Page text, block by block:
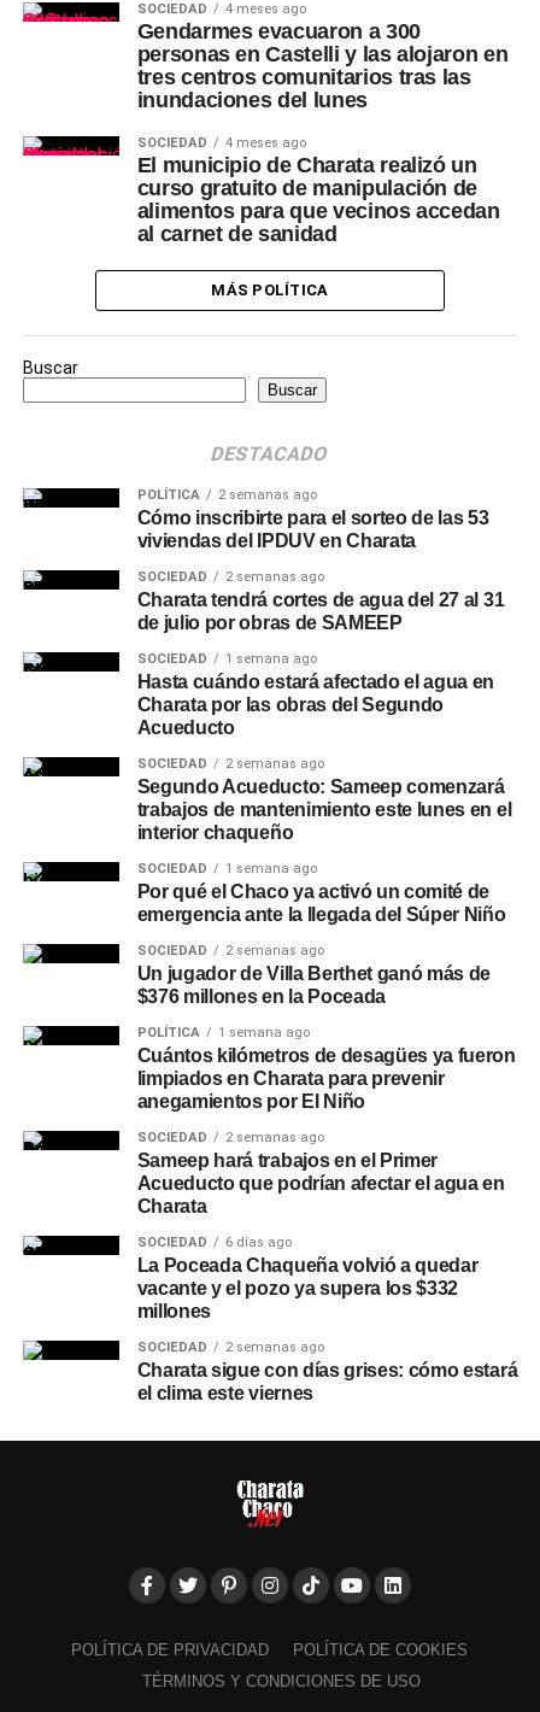
SOCIEDAD 4 meses ago
Gendarmes evacuaron a 300
personas en Castelli y las alojaron en
tres centros comunitarios tras las
inundaciones del lunes
SOCIEDAD 4 meses ago
El municipio de Charata realizó un
curso gratuito de manipulación de
alimentos para que vecinos accedan
al carnet de sanidad
MÁS POLÍTICA
Buscar
Buscar
DESTACADO
POLÍTICA 2 semanas ago
Cómo inscribirte para el sorteo de las 53
viviendas del IPDUV en Charata
SOCIEDAD 2 semanas ago
Charata tendrá cortes de agua del 27 al 31
de julio por obras de SAMEEP
SOCIEDAD 1 semana ago
Hasta cuándo estará afectado el agua en
Charata por las obras del Segundo
Acueducto
SOCIEDAD 2 semanas ago
Segundo Acueducto: Sameep comenzará
trabajos de mantenimiento este lunes en el
interior chaqueño
SOCIEDAD 1 semana ago
Por qué el Chaco ya activó un comité de
emergencia ante la llegada del Súper Niño
SOCIEDAD 2 semanas ago
Un jugador de Villa Berthet ganó más de
$376 millones en la Poceada
POLÍTICA 1 semana ago
Cuántos kilómetros de desagües ya fueron
limpiados en Charata para prevenir
anegamientos por El Niño
SOCIEDAD 2 semanas ago
Sameep hará trabajos en el Primer
Acueducto que podrían afectar el agua en
Charata
SOCIEDAD 6 días ago
La Poceada Chaqueña volvió a quedar
vacante y el pozo ya supera los $332
millones
SOCIEDAD 2 semanas ago
Charata sigue con días grises: cómo estará
el clima este viernes
POLÍTICA DE PRIVACIDAD
POLÍTICA DE COOKIES
TÉRMINOS Y CONDICIONES DE USO